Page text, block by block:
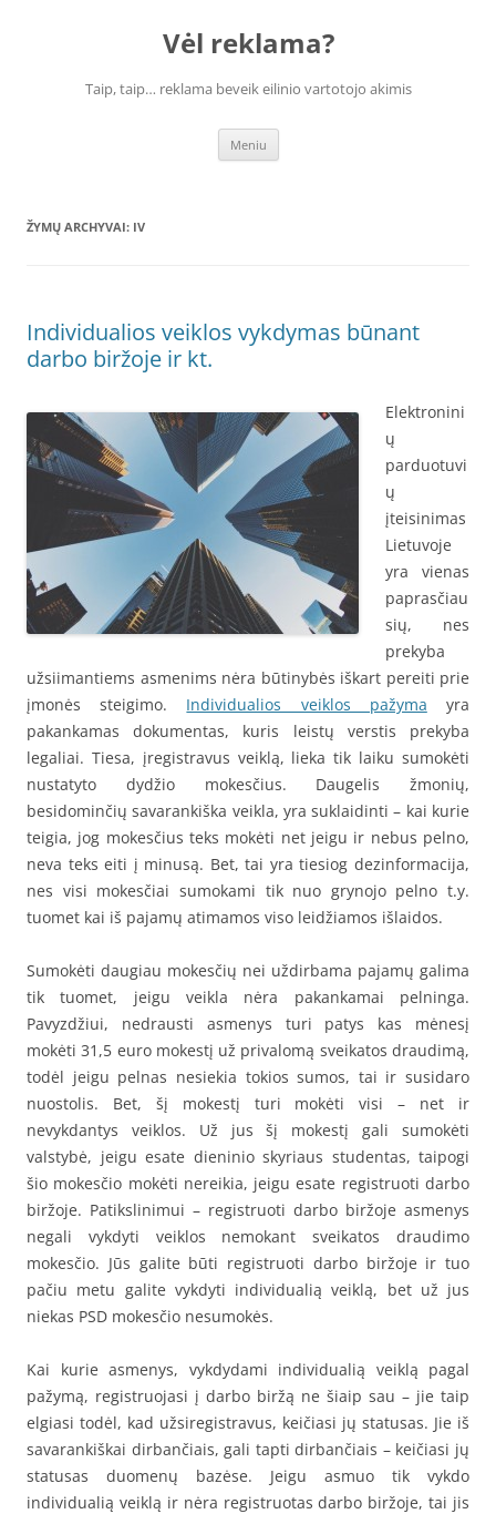
Vėl reklama?
Taip, taip… reklama beveik eilinio vartotojo akimis
Meniu Pereiti
turinio
ŽYMŲ ARCHYVAI: IV
Individualios veiklos vykdymas būnant
darbo biržoje ir kt.
Elektronini
ų
parduotuvi
ų
įteisinimas
Lietuvoje
yra vienas
paprasčiau
sių, nes
prekyba
užsiimantiems asmenims nėra būtinybės iškart pereiti prie
įmonės steigimo. Individualios veiklos pažyma yra
pakankamas dokumentas, kuris leistų verstis prekyba
legaliai. Tiesa, įregistravus veiklą, lieka tik laiku sumokėti
nustatyto dydžio mokesčius. Daugelis žmonių,
besidominčių savarankiška veikla, yra suklaidinti – kai kurie
teigia, jog mokesčius teks mokėti net jeigu ir nebus pelno,
neva teks eiti į minusą. Bet, tai yra tiesiog dezinformacija,
nes visi mokesčiai sumokami tik nuo grynojo pelno t.y.
tuomet kai iš pajamų atimamos viso leidžiamos išlaidos.
Sumokėti daugiau mokesčių nei uždirbama pajamų galima
tik tuomet, jeigu veikla nėra pakankamai pelninga.
Pavyzdžiui, nedrausti asmenys turi patys kas mėnesį
mokėti 31,5 euro mokestį už privalomą sveikatos draudimą,
todėl jeigu pelnas nesiekia tokios sumos, tai ir susidaro
nuostolis. Bet, šį mokestį turi mokėti visi – net ir
nevykdantys veiklos. Už jus šį mokestį gali sumokėti
valstybė, jeigu esate dieninio skyriaus studentas, taipogi
šio mokesčio mokėti nereikia, jeigu esate registruoti darbo
biržoje. Patikslinimui – registruoti darbo biržoje asmenys
negali vykdyti veiklos nemokant sveikatos draudimo
mokesčio. Jūs galite būti registruoti darbo biržoje ir tuo
pačiu metu galite vykdyti individualią veiklą, bet už jus
niekas PSD mokesčio nesumokės.
Kai kurie asmenys, vykdydami individualią veiklą pagal
pažymą, registruojasi į darbo biržą ne šiaip sau – jie taip
elgiasi todėl, kad užsiregistravus, keičiasi jų statusas. Jie iš
savarankiškai dirbančiais, gali tapti dirbančiais – keičiasi jų
statusas duomenų bazėse. Jeigu asmuo tik vykdo
individualią veiklą ir nėra registruotas darbo biržoje, tai jis